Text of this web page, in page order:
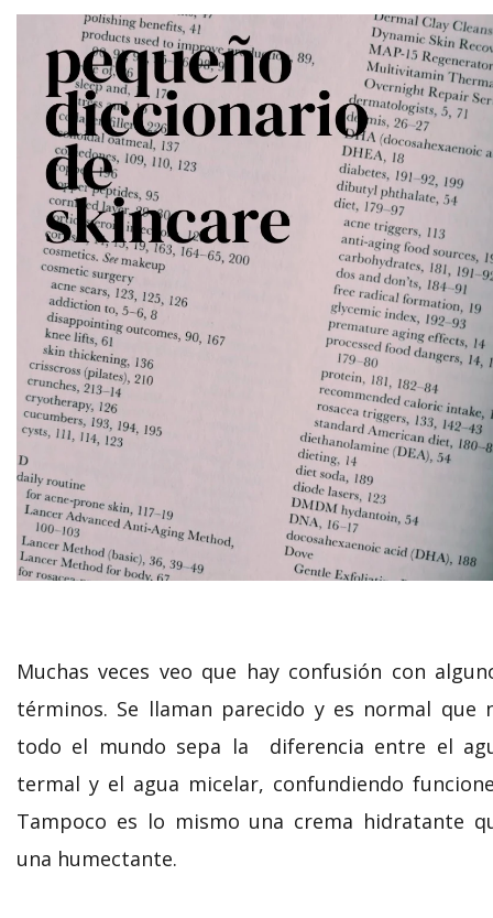
Muchas veces veo que hay confusión con
términos. Se llaman parecido y es normal que
todo el mundo sepa la diferencia entre el
termal y el agua micelar, confundiendo
Tampoco es lo mismo una crema hidratante
una humectante.